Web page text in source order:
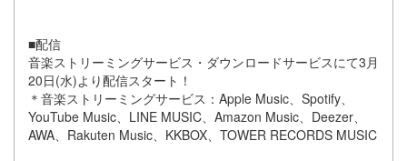
■配信
音楽ストリーミングサービス・ダウンロードサービスにて3月
20日(水)より配信スタート！
＊音楽ストリーミングサービス：Apple Music、Spotify、
YouTube Music、LINE MUSIC、Amazon Music、Deezer、
AWA、Rakuten Music、KKBOX、TOWER RECORDS MUSIC